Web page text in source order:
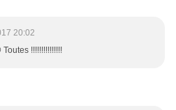
20:02
!!!!!!!!!!!!!!!